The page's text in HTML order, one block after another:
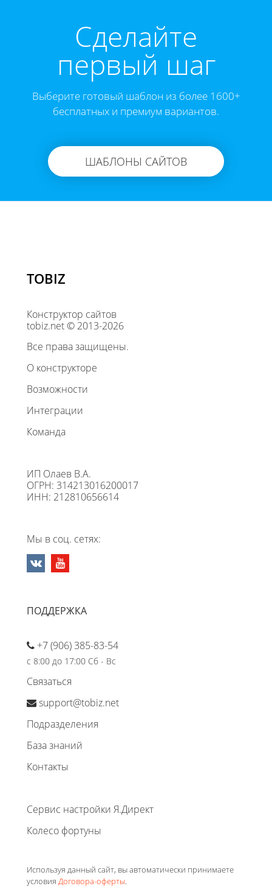
Cделайте
первый шаг
Выберите готовый шаблон из более 1600+
бесплатных и премиум вариантов.
ШАБЛОНЫ САЙТОВ
TOBIZ
Конструктор сайтов
tobiz.net © 2013-2026
Все права защищены.
О конструкторе
Возможности
Интеграции
Команда
ИП Олаев В.А.
ОГРН: 314213016200017
ИНН: 212810656614
Мы в соц. сетях:
ПОДДЕРЖКА
+7 (906) 385-83-54
с 8:00 до 17:00 Сб - Вс
Связаться
support@tobiz.net
Подразделения
База знаний
Контакты
Сервис настройки Я.Директ
Колесо фортуны
Используя данный сайт, вы автоматически принимаете
условия Договора-оферты.